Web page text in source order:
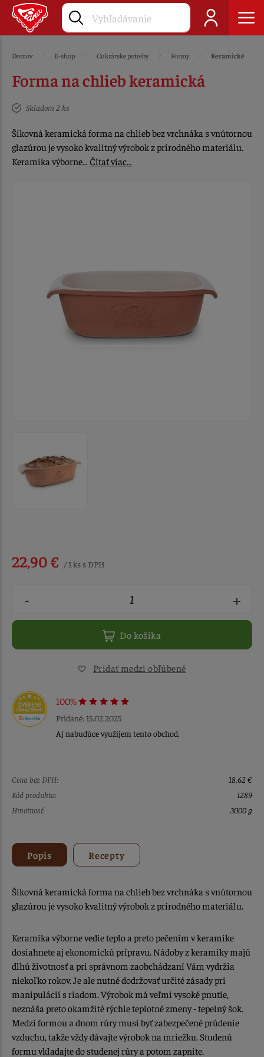
Domov E-shop Cukrárske potreby Formy Keramické
Forma na chlieb keramická
Skladom 2 ks
Šikovná keramická forma na chlieb bez vrchnáka s vnútornou
glazúrou je vysoko kvalitný výrobok z prírodného materiálu.
Keramika výborne… Čítať viac…
22,90 € / 1 ks s DPH
- +
Do košíka
Pridať medzi obľúbené
100%
Pridané: 15.02.2025
Aj nabudúce využijem tento obchod.
Cena bez DPH:
18,62 €
Kód produktu:
1289
Hmotnosť:
3000 g
Popis Recepty
Šikovná keramická forma na chlieb bez vrchnáka s vnútornou
glazúrou je vysoko kvalitný výrobok z prírodného materiálu.
Keramika výborne vedie teplo a preto pečením v keramike
dosiahnete aj ekonomickú prípravu. Nádoby z keramiky majú
dlhú životnosť a pri správnom zaobchádzaní Vám vydržia
niekoľko rokov. Je ale nutné dodržovať určité zásady pri
manipulácií s riadom. Výrobok má veľmi vysoké pnutie,
neznáša preto okamžité rýchle teplotné zmeny - tepelný šok.
Medzi formou a dnom rúry musí byť zabezpečené prúdenie
vzduchu, takže vždy dávajte výrobok na mriežku. Studenú
formu vkladajte do studenej rúry a potom zapnite.